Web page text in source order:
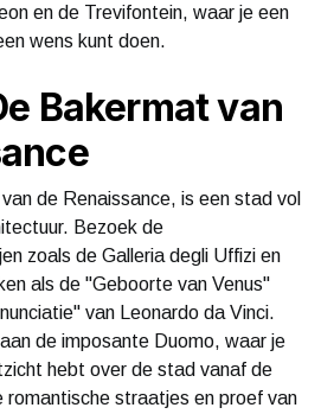
en de Trevifontein, waar je een
wens kunt doen.
Bakermat van
de Renaissance, is een stad vol
Bezoek de
zoals de Galleria degli Uffizi en
als de "Geboorte van Venus"
van Leonardo da Vinci.
de imposante Duomo, waar je
hebt over de stad vanaf de
romantische straatjes en proef van